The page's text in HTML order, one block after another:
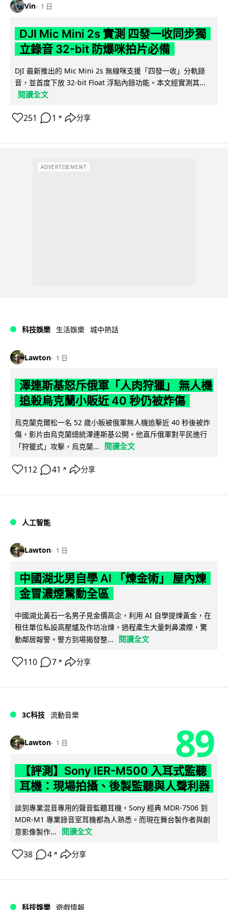
Vin 1 日
DJI Mic Mini 2s 實測 四發一收同步獨
立錄音 32-bit 防爆咪拍片必備
DJI 最新推出的 Mic Mini 2s 無線咪支援「四發一收」分軌錄
音，並首度下放 32-bit Float 浮點內錄功能。本文經實測其...
閱讀全文
251 1 ↗ 分享
ADVERTISEMENT
科技娛樂 生活娛樂 城中熱話
Lawton 1 日
澤連斯基怒斥俄軍「人肉狩獵」 無人機
追殺烏克蘭小販近 40 秒仍被炸傷
烏克蘭克爾松一名 52 歲小販被俄軍無人機追擊近 40 秒後被炸
傷，影片由烏克蘭總統澤連斯基公開。他直斥俄軍對平民進行
「狩獵式」攻擊，烏克蘭...
閱讀全文
112 41 ↗ 分享
人工智能
Lawton 1 日
中國湖北男自學 AI 「煉金術」 屋內煉
金冒濃煙驚動全區
中國湖北黃石一名男子見金價高企，利用 AI 自學提煉黃金，在
租住單位私設高壓爐及作坊冶煉，過程產生大量刺鼻濃煙，驚
動鄰居報警。警方到場揭發整...
閱讀全文
110 7 ↗ 分享
3C科技 流動音樂
Lawton 1 日 89
【評測】Sony IER-M500 入耳式監聽
耳機：現場拍攝、後製監聽與人聲利器
談到專業混音專用的聲音監聽耳機，Sony 經典 MDR-7506 到
MDR-M1 專業錄音室耳機都為人熟悉。而現在舞台製作者與創
意影像製作...
閱讀全文
38 4 ↗ 分享
科技娛樂 遊戲情報